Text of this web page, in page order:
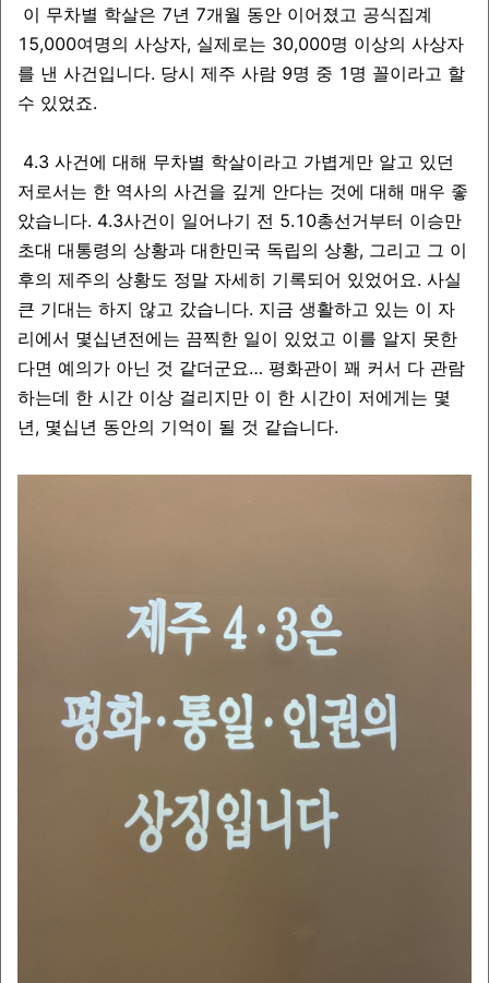
이 무차별 학살은 7년 7개월 동안 이어졌고 공식집계
15,000여명의 사상자, 실제로는 30,000명 이상의 사상자
를 낸 사건입니다. 당시 제주 사람 9명 중 1명 꼴이라고 할
수 있었죠.
4.3 사건에 대해 무차별 학살이라고 가볍게만 알고 있던
저로서는 한 역사의 사건을 깊게 안다는 것에 대해 매우 좋
았습니다. 4.3사건이 일어나기 전 5.10총선거부터 이승만
초대 대통령의 상황과 대한민국 독립의 상황, 그리고 그 이
후의 제주의 상황도 정말 자세히 기록되어 있었어요. 사실
큰 기대는 하지 않고 갔습니다. 지금 생활하고 있는 이 자
리에서 몇십년전에는 끔찍한 일이 있었고 이를 알지 못한
다면 예의가 아닌 것 같더군요… 평화관이 꽤 커서 다 관람
하는데 한 시간 이상 걸리지만 이 한 시간이 저에게는 몇
년, 몇십년 동안의 기억이 될 것 같습니다.